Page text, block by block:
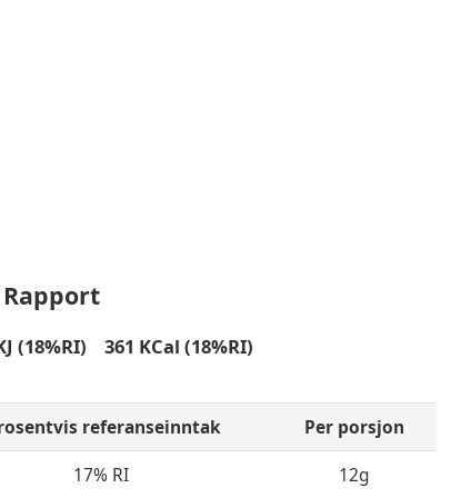
361 KCal (18%RI)
referanseinntak
Per porsjon
17% RI
12g